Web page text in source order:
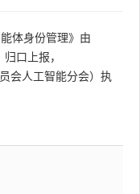
体身份管理》由
口上报，
会人工智能分会）执